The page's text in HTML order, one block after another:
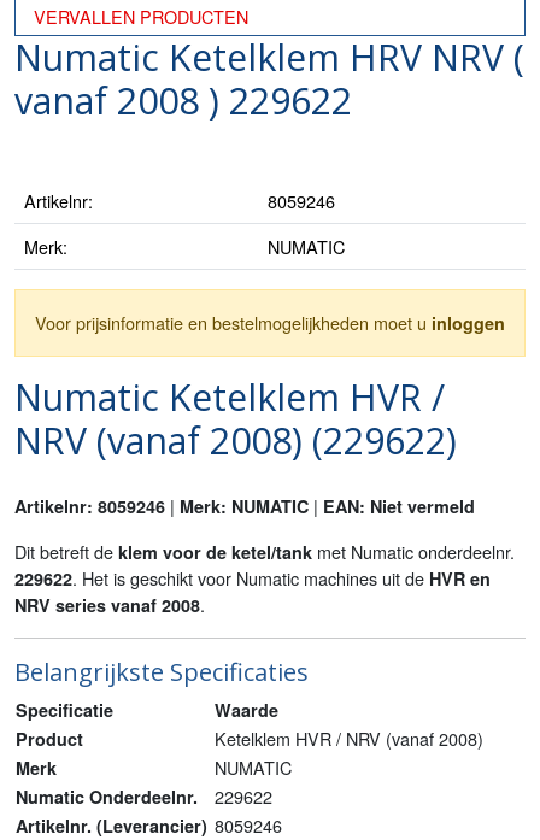
VERVALLEN PRODUCTEN
Numatic Ketelklem HRV NRV (
vanaf 2008 ) 229622
Artikelnr:
8059246
Merk:
NUMATIC
Voor prijsinformatie en bestelmogelijkheden moet u inloggen
Numatic Ketelklem HVR /
NRV (vanaf 2008) (229622)
Artikelnr: 8059246 | Merk: NUMATIC | EAN: Niet vermeld
Dit betreft de klem voor de ketel/tank met Numatic onderdeelnr.
229622. Het is geschikt voor Numatic machines uit de HVR en
NRV series vanaf 2008.
Belangrijkste Specificaties
Specificatie
Waarde
Product
Ketelklem HVR / NRV (vanaf 2008)
Merk NUMATIC
Numatic Onderdeelnr. 229622
Artikelnr. (Leverancier) 8059246